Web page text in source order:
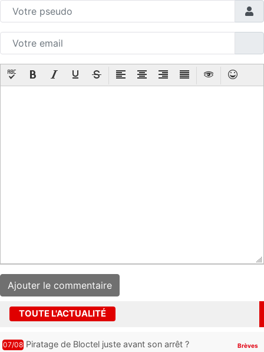
TOUTE L'ACTUALITÉ
07/08 Piratage de Bloctel juste avant son arrêt ?
Brèves